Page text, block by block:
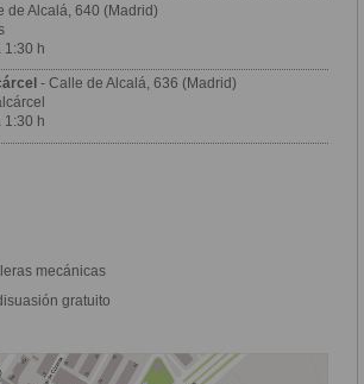
de Alcalá, 640 (Madrid)
1:30 h
- Calle de Alcalá, 636 (Madrid)
1:30 h
mecánicas
gratuito